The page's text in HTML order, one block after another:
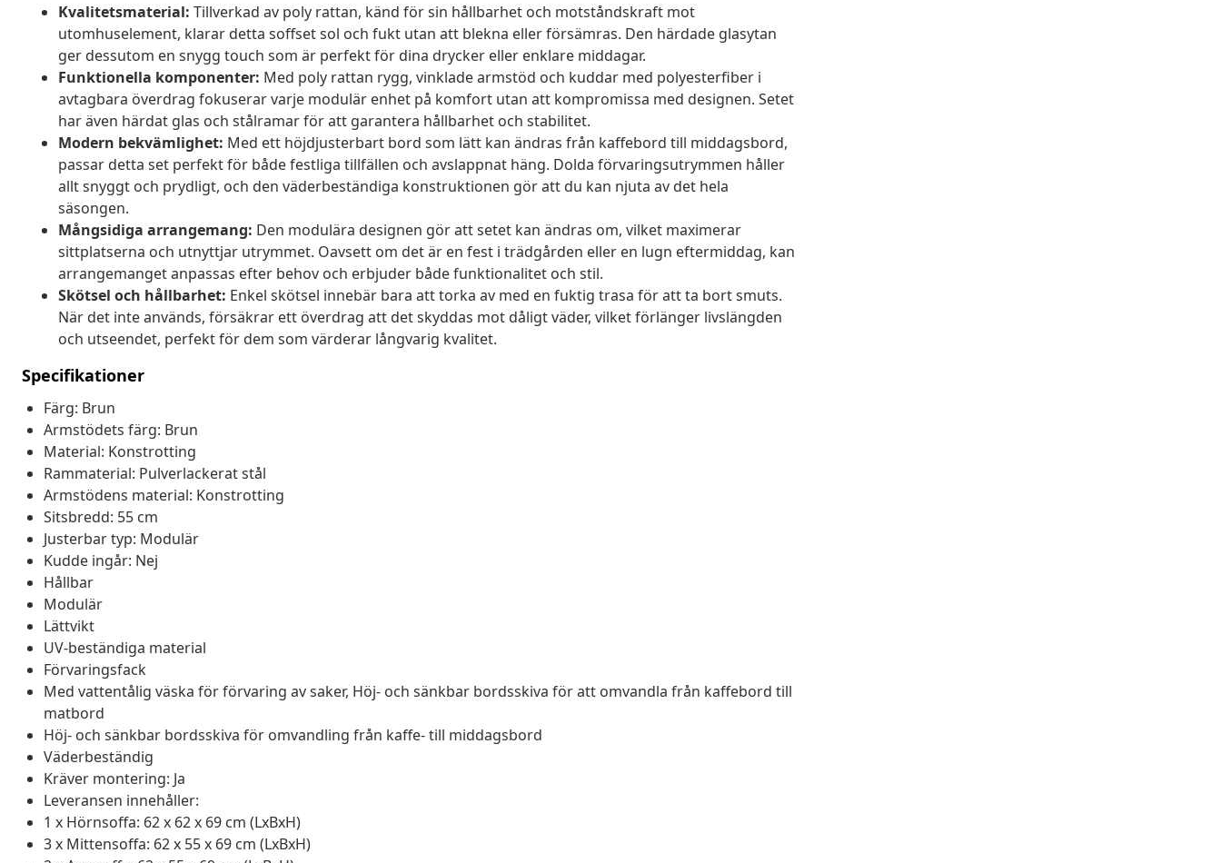
Kvalitetsmaterial: Tillverkad av poly rattan, känd för sin hållbarhet och motståndskraft mot
utomhuselement, klarar detta soffset sol och fukt utan att blekna eller försämras. Den härdade glasytan
ger dessutom en snygg touch som är perfekt för dina drycker eller enklare middagar.
Funktionella komponenter: Med poly rattan rygg, vinklade armstöd och kuddar med polyesterfiber i
avtagbara överdrag fokuserar varje modulär enhet på komfort utan att kompromissa med designen. Setet
har även härdat glas och stålramar för att garantera hållbarhet och stabilitet.
Modern bekvämlighet: Med ett höjdjusterbart bord som lätt kan ändras från kaffebord till middagsbord,
passar detta set perfekt för både festliga tillfällen och avslappnat häng. Dolda förvaringsutrymmen håller
allt snyggt och prydligt, och den väderbeständiga konstruktionen gör att du kan njuta av det hela
säsongen.
Mångsidiga arrangemang: Den modulära designen gör att setet kan ändras om, vilket maximerar
sittplatserna och utnyttjar utrymmet. Oavsett om det är en fest i trädgården eller en lugn eftermiddag, kan
arrangemanget anpassas efter behov och erbjuder både funktionalitet och stil.
Skötsel och hållbarhet: Enkel skötsel innebär bara att torka av med en fuktig trasa för att ta bort smuts.
När det inte används, försäkrar ett överdrag att det skyddas mot dåligt väder, vilket förlänger livslängden
och utseendet, perfekt för dem som värderar långvarig kvalitet.
Specifikationer
Färg: Brun
Armstödets färg: Brun
Material: Konstrotting
Rammaterial: Pulverlackerat stål
Armstödens material: Konstrotting
Sitsbredd: 55 cm
Justerbar typ: Modulär
Kudde ingår: Nej
Hållbar
Modulär
Lättvikt
UV-beständiga material
Förvaringsfack
Med vattentålig väska för förvaring av saker, Höj- och sänkbar bordsskiva för att omvandla från kaffebord till
matbord
Höj- och sänkbar bordsskiva för omvandling från kaffe- till middagsbord
Väderbeständig
Kräver montering: Ja
Leveransen innehåller:
1 x Hörnsoffa: 62 x 62 x 69 cm (LxBxH)
3 x Mittensoffa: 62 x 55 x 69 cm (LxBxH)